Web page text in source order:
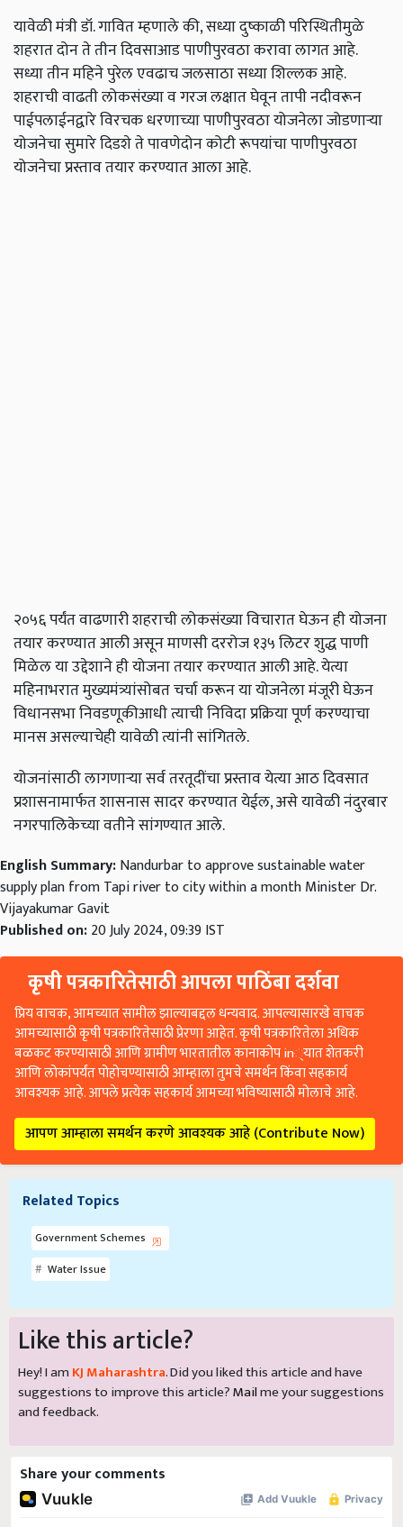
यावेळी मंत्री डॉ. गावित म्हणाले की, सध्या दुष्काळी परिस्थितीमुळे
शहरात दोन ते तीन दिवसाआड पाणीपुरवठा करावा लागत आहे.
सध्या तीन महिने पुरेल एवढाच जलसाठा सध्या शिल्लक आहे.
शहराची वाढती लोकसंख्या व गरज लक्षात घेवून तापी नदीवरून
पाईपलाईनद्वारे विरचक धरणाच्या पाणीपुरवठा योजनेला जोडणाऱ्या
योजनेचा सुमारे दिडशे ते पावणेदोन कोटी रूपयांचा पाणीपुरवठा
योजनेचा प्रस्ताव तयार करण्यात आला आहे.
२०५६ पर्यंत वाढणारी शहराची लोकसंख्या विचारात घेऊन ही योजना
तयार करण्यात आली असून माणसी दररोज १३५ लिटर शुद्ध पाणी
मिळेल या उद्देशाने ही योजना तयार करण्यात आली आहे. येत्या
महिनाभरात मुख्यमंत्र्यांसोबत चर्चा करून या योजनेला मंजूरी घेऊन
विधानसभा निवडणूकीआधी त्याची निविदा प्रक्रिया पूर्ण करण्याचा
मानस असल्याचेही यावेळी त्यांनी सांगितले.
योजनांसाठी लागणाऱ्या सर्व तरतूदींचा प्रस्ताव येत्या आठ दिवसात
प्रशासनामार्फत शासनास सादर करण्यात येईल, असे यावेळी नंदुरबार
नगरपालिकेच्या वतीने सांगण्यात आले.
English Summary:Nandurbar to approve sustainable water
supply plan from Tapi river to city within a month Minister Dr.
Vijayakumar Gavit
Published on:20 July 2024, 09:39 IST
कृषी पत्रकारितेसाठी आपला पाठिंबा दर्शवा
प्रिय वाचक, आमच्यात सामील झाल्याबद्दल धन्यवाद. आपल्यासारखे वाचक
आमच्यासाठी कृषी पत्रकारितेसाठी प्रेरणा आहेत. कृषी पत्रकारितेला अधिक
बळकट करण्यासाठी आणि ग्रामीण भारतातील कानाकोप in्यात शेतकरी
आणि लोकांपर्यंत पोहोचण्यासाठी आम्हाला तुमचे समर्थन किंवा सहकार्य
आवश्यक आहे. आपले प्रत्येक सहकार्य आमच्या भविष्यासाठी मोलाचे आहे.
आपण आम्हाला समर्थन करणे आवश्यक आहे (Contribute Now)
Related Topics
Government Schemes
Water Issue
Like this article?
Hey! I am KJ Maharashtra. Did you liked this article and have
suggestions to improve this article?Mailme your suggestions
and feedback.
Share your comments